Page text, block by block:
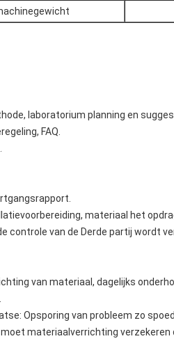
laboratorium planning en
FAQ.
materiaal het
controle van de Derde partij wordt
van materiaal, dagelijks
Opsporing van probleem zo
materiaalverrichting